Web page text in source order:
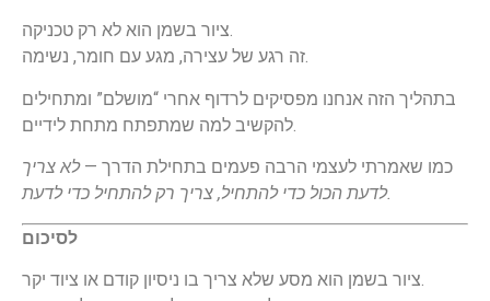
ציור בשמן הוא לא רק טכניקה.
זה רגע של עצירה, מגע עם חומר, נשימה.
בתהליך הזה אנחנו מפסיקים לרדוף אחרי “מושלם” ומתחילים
כמו שאמרתי לעצמי הרבה פעמים בתחילת הדרך —לא צריך
לדעת הכול כדי להתחיל, צריך רק להתחיל כדי לדעת.
לסיכום
ציור בשמן הוא מסע שלא צריך בו ניסיון קודם או ציוד יקר.